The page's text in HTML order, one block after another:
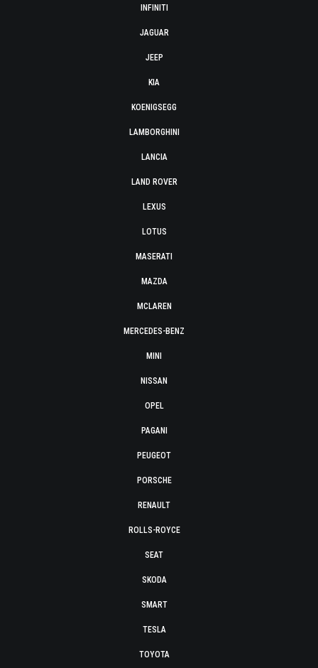
INFINITI
JAGUAR
JEEP
KIA
KOENIGSEGG
LAMBORGHINI
LANCIA
LAND ROVER
LEXUS
LOTUS
MASERATI
MAZDA
MCLAREN
MERCEDES-BENZ
MINI
NISSAN
OPEL
PAGANI
PEUGEOT
PORSCHE
RENAULT
ROLLS-ROYCE
SEAT
SKODA
SMART
TESLA
TOYOTA